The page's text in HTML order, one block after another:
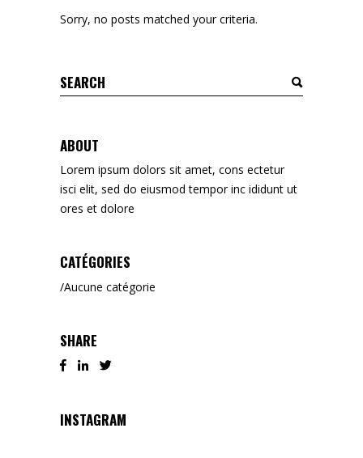
Sorry, no posts matched your criteria.
Search
for:
ABOUT
Lorem ipsum dolors sit amet, cons ectetur
isci elit, sed do eiusmod tempor inc ididunt ut
ores et dolore
CATÉGORIES
Aucune catégorie
SHARE
INSTAGRAM